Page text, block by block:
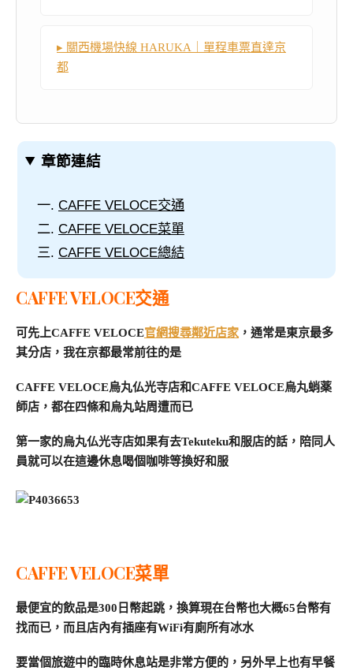
▸ 關西機場快線 HARUKA｜單程車票直達京
都
章節連結
CAFFE VELOCE交通
CAFFE VELOCE菜單
CAFFE VELOCE總結
CAFFE VELOCE交通
可先上CAFFE VELOCE官網搜尋鄰近店家 ，通常是東京最多
其分店，我在京都最常前往的是
CAFFE VELOCE烏丸仏光寺店和CAFFE VELOCE烏丸蛸薬
師店，都在四條和烏丸站周遭而已
第一家的烏丸仏光寺店如果有去Tekuteku和服店的話，陪同人
員就可以在這邊休息喝個咖啡等換好和服
CAFFE VELOCE菜單
最便宜的飲品是300日幣起跳，換算現在台幣也大概65台幣有
找而已，而且店內有插座有WiFi有廁所有冰水
要當個旅遊中的臨時休息站是非常方便的，另外早上也有早餐